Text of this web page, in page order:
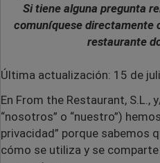
Si tiene alguna pregunta
comuníquese directamente
restaurante
Última actualización: 15 de
En From the Restaurant, S.L.,
“nosotros” o “nuestro”)
privacidad” porque sabemos
cómo se utiliza y se